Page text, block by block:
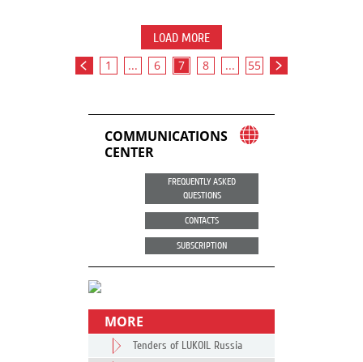
LOAD MORE
1 ... 6 7 8 ... 55
COMMUNICATIONS
CENTER
FREQUENTLY ASKED
QUESTIONS
CONTACTS
SUBSCRIPTION
MORE
Tenders of LUKOIL Russia